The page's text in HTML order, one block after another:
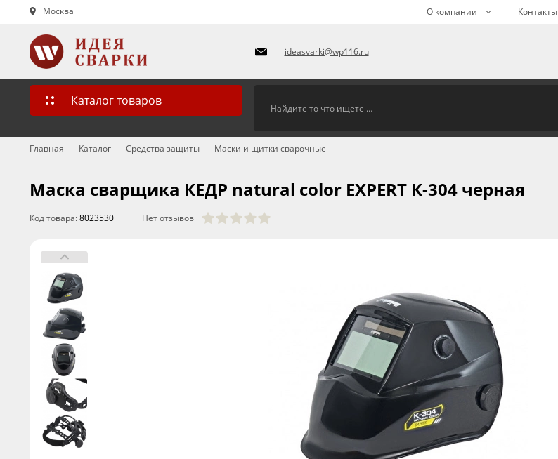
Москва О компании Контакты
ideasvarki@wp116.ru
Каталог товаров
Главная Каталог Средства защиты Маски и щитки сварочные
Маска сварщика КЕДР natural color EXPERT К-304 черная
Код товара:8023530 Нет отзывов